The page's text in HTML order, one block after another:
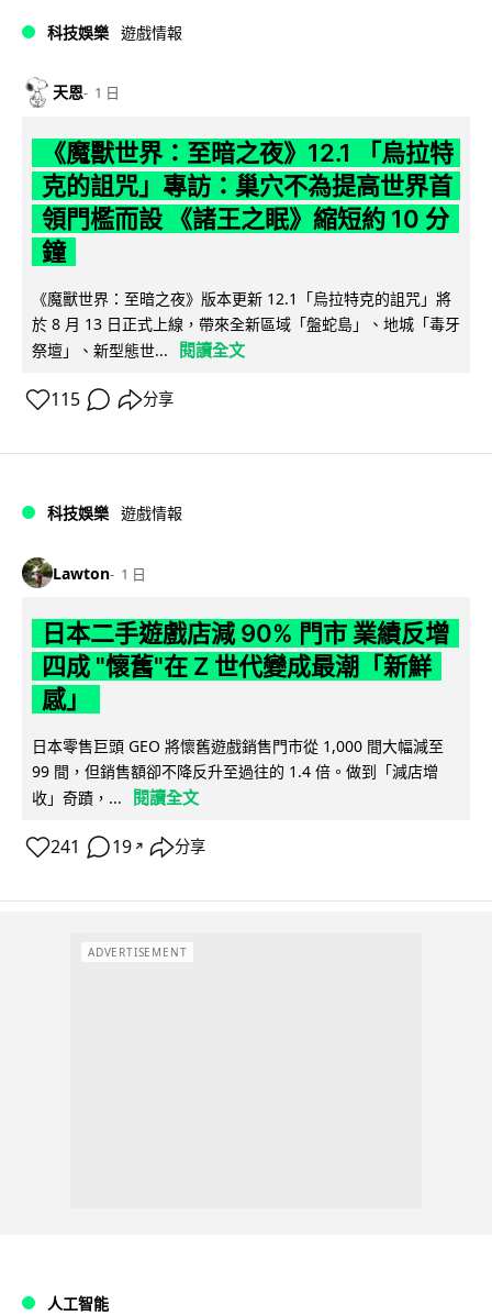
科技娛樂 遊戲情報
天恩 1 日
《魔獸世界：至暗之夜》12.1 「烏拉特
克的詛咒」專訪：巢穴不為提高世界首
領門檻而設 《諸王之眠》縮短約 10 分
鐘
《魔獸世界：至暗之夜》版本更新 12.1「烏拉特克的詛咒」將
於 8 月 13 日正式上線，帶來全新區域「盤蛇島」、地城「毒牙
祭壇」、新型態世...
閱讀全文
115 分享
科技娛樂 遊戲情報
Lawton 1 日
日本二手遊戲店減 90% 門市 業績反增
四成 "懷舊"在 Z 世代變成最潮「新鮮
感」
日本零售巨頭 GEO 將懷舊遊戲銷售門市從 1,000 間大幅減至
99 間，但銷售額卻不降反升至過往的 1.4 倍。做到「減店增
收」奇蹟，...
閱讀全文
241 19 ↗ 分享
ADVERTISEMENT
人工智能